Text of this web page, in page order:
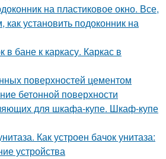
на пластиковое окно. Все,
как установить подоконник на
в бане к каркасу. Каркас в
поверхностей цементом
бетонной поверхности
для шкафа-купе. Шкаф-купе
Как устроен бачок унитаза:
устройства